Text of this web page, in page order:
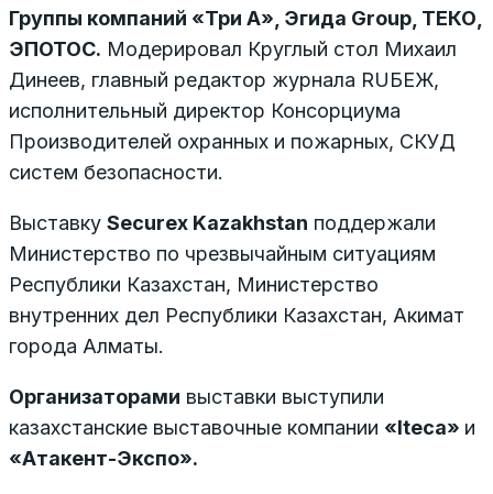
Группы компаний «Три А», Эгида Group, ТЕКО,
ЭПОТОС. Модерировал Круглый стол Михаил
Динеев, главный редактор журнала RUБЕЖ,
исполнительный директор Консорциума
Производителей охранных и пожарных, СКУД
систем безопасности.
Выставку Securex Kazakhstan поддержали
Министерство по чрезвычайным ситуациям
Республики Казахстан, Министерство
внутренних дел Республики Казахстан, Акимат
города Алматы.
Организаторами выставки выступили
казахстанские выставочные компании «Iteca» и
«Атакент-Экспо».